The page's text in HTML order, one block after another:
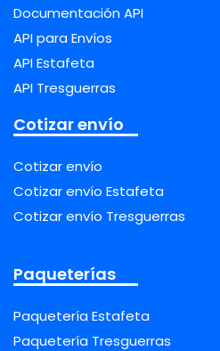
Documentación API
API para Envíos
API Estafeta
API Tresguerras
Cotizar envío
Cotizar envío
Cotizar envío Estafeta
Cotizar envío Tresguerras
Paqueterías
Paquetería Estafeta
Paquetería Tresguerras